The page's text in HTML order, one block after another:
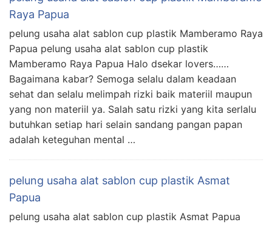
Raya Papua
pelung usaha alat sablon cup plastik Mamberamo Raya
Papua pelung usaha alat sablon cup plastik
Mamberamo Raya Papua Halo dsekar lovers……
Bagaimana kabar? Semoga selalu dalam keadaan
sehat dan selalu melimpah rizki baik materiil maupun
yang non materiil ya. Salah satu rizki yang kita serlalu
butuhkan setiap hari selain sandang pangan papan
adalah keteguhan mental …
pelung usaha alat sablon cup plastik Asmat
Papua
pelung usaha alat sablon cup plastik Asmat Papua